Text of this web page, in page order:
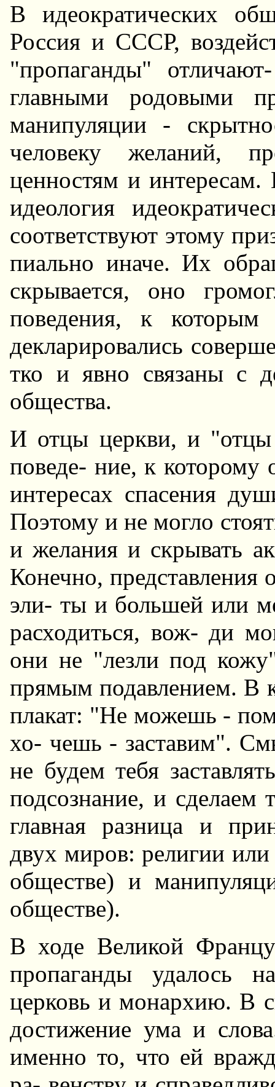
В идеократических
Россия и СССР,
"пропаганды"
главными родовыми
манипуляции -
человеку желаний,
ценностям и
идеология
соответствуют этому
пиально иначе. Их
скрывается, оно
поведения, к которым
декларировались
тко и явно связаны с
общества.
И отцы церкви, и "отцы
поведе- ние, к которому
интересах спасения
Поэтому и не могло
и желания и скрывать
Конечно, представления
эли- ты и большей или
расходиться, вож- ди
они не "лезли под
прямым подавлением. В
плакат: "Hе можешь -
хо- чешь - заставим".
не будем тебя
подсознание, и
главная разница и
двух миров: религии
обществе) и
обществе).
В ходе Великой
пропаганды удалось
церковь и монархию. В
достижение ума и
именно то, что ей